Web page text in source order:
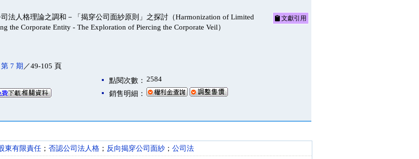
法人格理論之調和－「揭穿公司面紗原則」之探討（Harmonization of Limited
the Corporate Entity - The Exploration of Piercing the Corporate Veil）
文獻引用
第 7 期 ／49-105 頁
點閱次數： 2584
銷售明細：
東有限責任 ； 否認公司法人格 ； 反向揭穿公司面紗 ； 公司法